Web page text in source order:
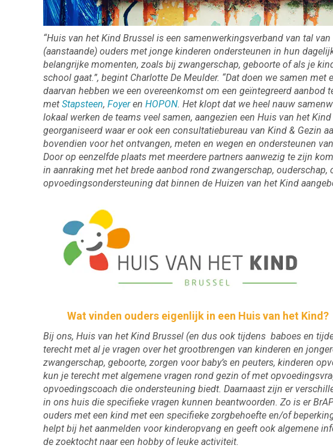
“Huis van het Kind Brussel is een samenwerkingsverband van tal
(aanstaande) ouders met jonge kinderen ondersteunen in hun
belangrijke momenten, zoals bij zwangerschap, geboorte of als je
school gaat.”, begint Charlotte De Meulder. “Dat doen we samen met
daarvan hebben we een overeenkomst om een geïntegreerd aanbod
met Stapsteen, Foyeren HOPON. Het klopt dat we heel nauw
lokaal werken de teams veel samen, aangezien een Huis van het
georganiseerd waar er ook een consultatiebureau van Kind & Gezin
bovendien voor het ontvangen, meten en wegen en ondersteunen
Door op eenzelfde plaats met meerdere partners aanwezig te zijn
in aanraking met het brede aanbod rond zwangerschap, ouderschap,
opvoedingsondersteuning dat binnen de Huizen van het Kind
Wat vinden ouders eigenlijk in een Huis van het Kind?
Bij ons, Huis van het Kind Brussel (en dus ook tijdens baboes en
terecht met al je vragen over het grootbrengen van kinderen en
zwangerschap, geboorte, zorgen voor baby’s en peuters, kinderen
kun je terecht met algemene vragen rond gezin of met
opvoedingscoach die ondersteuning biedt. Daarnaast zijn er
in ons huis die specifieke vragen kunnen beantwoorden. Zo is er
ouders met een kind met een specifieke zorgbehoefte en/of
helpt bij het aanmelden voor kinderopvang en geeft ook algemene
de zoektocht naar een hobby of leuke activiteit.